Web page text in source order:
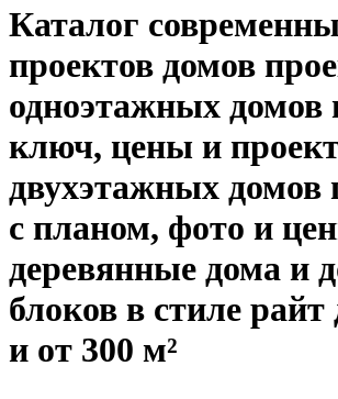
Каталог
проектов домов
одноэтажных домов
ключ, цены и
двухэтажных домов
с планом, фото и
деревянные дома и
блоков в стиле райт
и от 300 м²